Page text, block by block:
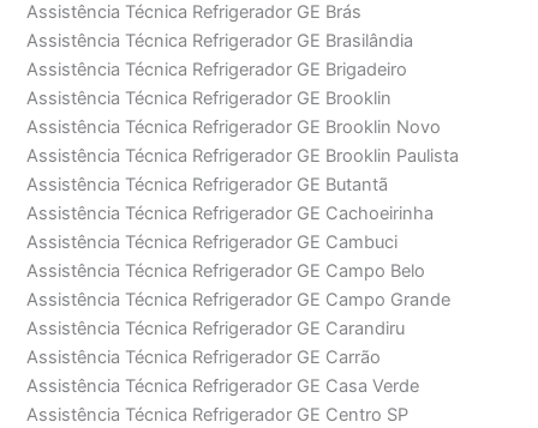
Assistência Técnica Refrigerador GE Brás
Assistência Técnica Refrigerador GE Brasilândia
Assistência Técnica Refrigerador GE Brigadeiro
Assistência Técnica Refrigerador GE Brooklin
Assistência Técnica Refrigerador GE Brooklin Novo
Assistência Técnica Refrigerador GE Brooklin Paulista
Assistência Técnica Refrigerador GE Butantã
Assistência Técnica Refrigerador GE Cachoeirinha
Assistência Técnica Refrigerador GE Cambuci
Assistência Técnica Refrigerador GE Campo Belo
Assistência Técnica Refrigerador GE Campo Grande
Assistência Técnica Refrigerador GE Carandiru
Assistência Técnica Refrigerador GE Carrão
Assistência Técnica Refrigerador GE Casa Verde
Assistência Técnica Refrigerador GE Centro SP